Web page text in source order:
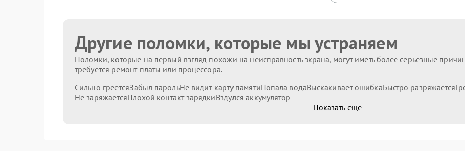
Другие поломки, которые мы устраняем
Поломки, которые на первый взгляд похожи на неисправность экрана, могут иметь более серьезные
требуется ремонт платы или процессора.
Сильно греетсяЗабыл парольНе видит карту памятиПопала водаВыскакивает ошибкаБыстро разряжается
Не заряжаетсяПлохой контакт зарядкиВздулся аккумулятор
Показать еще